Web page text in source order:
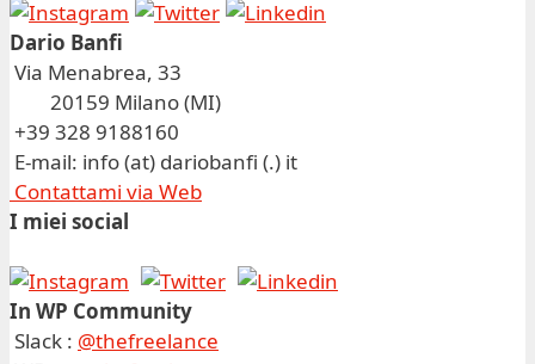
Dario Banfi
Via Menabrea, 33
20159 Milano (MI)
+39 328 9188160
E-mail: info (at) dariobanfi (.) it
Contattami via Web
I miei social
In WP Community
Slack : @thefreelance